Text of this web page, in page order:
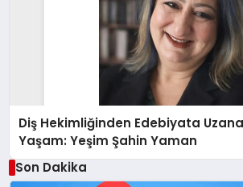
Diş Hekimliğinden Edebiyata
Yaşam: Yeşim Şahin Yaman
Son Dakika